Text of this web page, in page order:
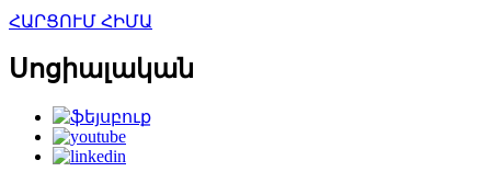
ՀԱՐՑՈՒՄ ՀԻՄԱ
Սոցիալական